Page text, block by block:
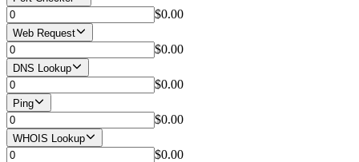
$0.00
Web Request
$0.00
DNS Lookup
$0.00
Ping
$0.00
WHOIS Lookup
$0.00